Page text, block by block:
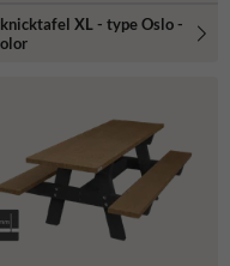
XL - type Oslo -